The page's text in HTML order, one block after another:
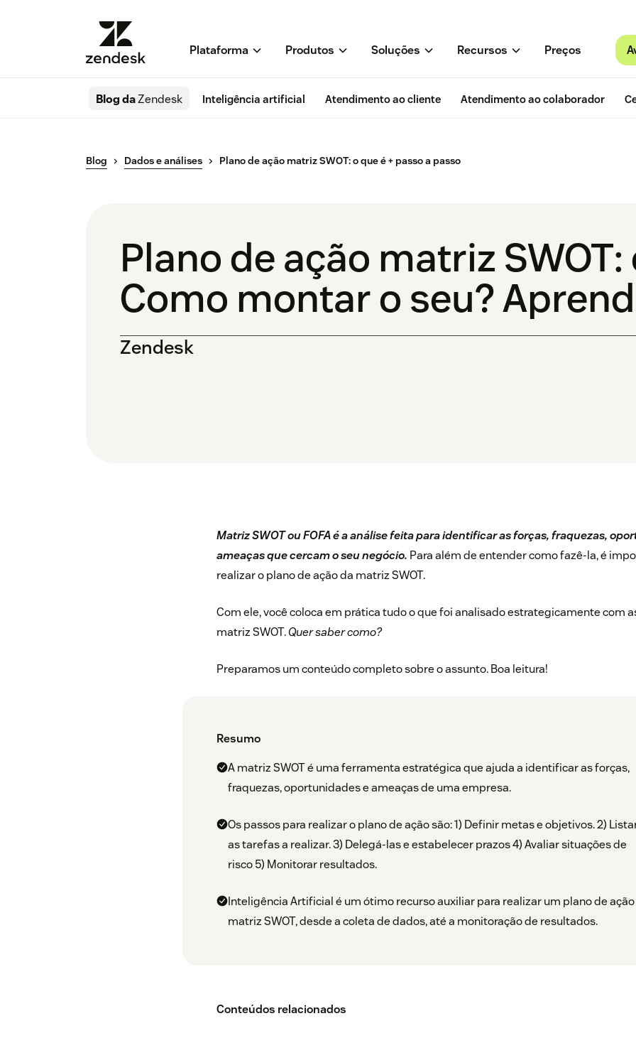
Plataforma Produtos Soluções Recursos Preços
Blog daZendesk Inteligência artificial Atendimento ao cliente Atendimento ao colaborador
Blog Dados e análises Plano de ação matriz SWOT: o que é + passo a passo
Plano de ação matriz SWOT:
Como montar o seu?
Zendesk
Matriz SWOT ou FOFA é a análise feita para identificar as forças, fraquezas,
ameaças que cercam o seu negócio. Para além de entender como fazê-la, é
realizar o plano de ação da matriz SWOT.
Com ele, você coloca em prática tudo o que foi analisado estrategicamente com
matriz SWOT.Quer saber como?
Preparamos um conteúdo completo sobre o assunto. Boa leitura!
Resumo
A matriz SWOT é uma ferramenta estratégica que ajuda a identificar as forças,
fraquezas, oportunidades e ameaças de uma empresa.
Os passos para realizar o plano de ação são: 1) Definir metas e objetivos. 2)
as tarefas a realizar. 3) Delegá-las e estabelecer prazos 4) Avaliar situações de
risco 5) Monitorar resultados.
Inteligência Artificial é um ótimo recurso auxiliar para realizar um plano de ação
matriz SWOT, desde a coleta de dados, até a monitoração de resultados.
Conteúdos relacionados